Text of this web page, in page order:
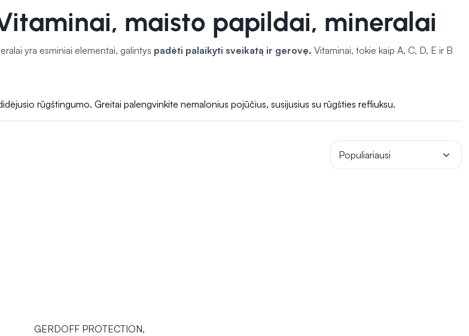
Vitaminai, maisto papildai, mineralai
yra esminiai elementai, galintys padėti palaikyti sveikatą ir gerovę. Vitaminai, tokie kaip A, C, D, E ir B
tokių svarbių funkcijų kaip imuninės sistemos stiprinimas, energijos gamyba ir odos sveikatos palaikymas.
geležis ir cinkas, yra būtini kaulų, širdies, kraujo ir nervų sistemos funkcijoms.
ir gerovės.
rūgštingumo. Greitai palengvinkite nemalonius pojūčius, susijusius su rūgšties refliuksu.
Populiariausi
GERDOFF PROTECTION,